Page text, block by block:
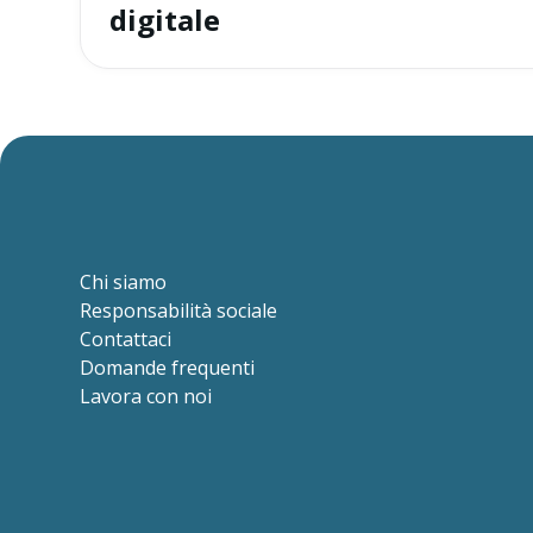
digitale
Chi siamo
Responsabilità sociale
Contattaci
Domande frequenti
Lavora con noi